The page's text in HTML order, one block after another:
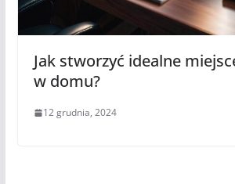
Jak stworzyć idealne
w domu?
12 grudnia, 2024